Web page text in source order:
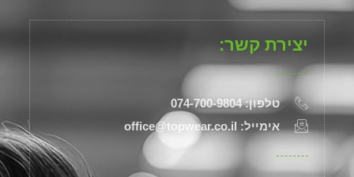
יצירת קשר:
טלפון: 074-700-9804
אימייל: office@topwear.co.il